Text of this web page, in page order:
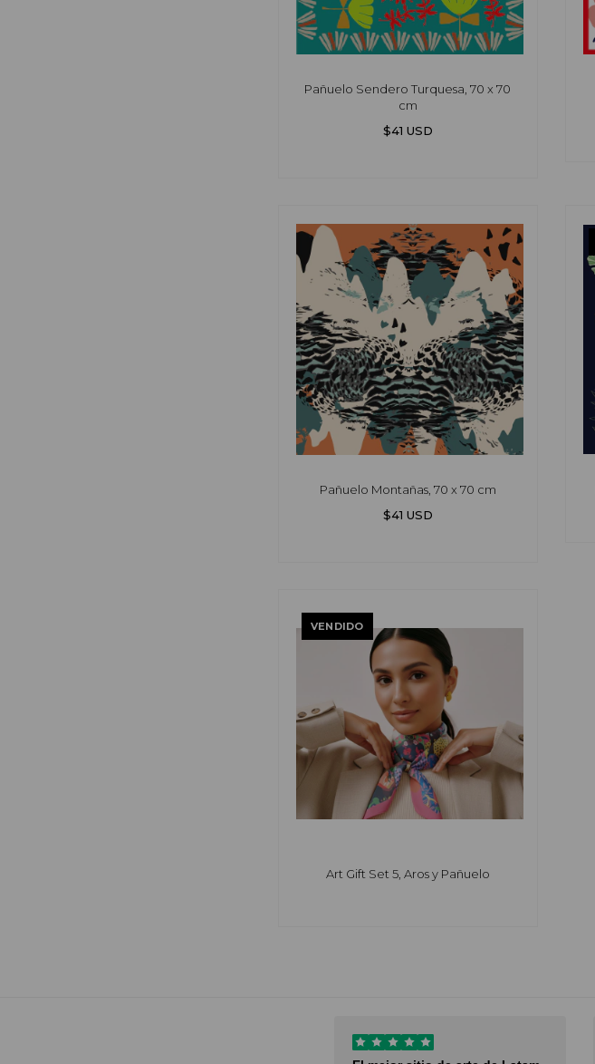
Pañuelo Sendero Turquesa, 70 x 70
cm
$41 USD
Pañuelo Montañas, 70 x 70 cm
$41 USD
VENDIDO
Art Gift Set 5, Aros y Pañuelo